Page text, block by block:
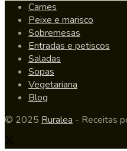
Carnes
Peixe e marisco
Sobremesas
Entradas e petiscos
Saladas
Sopas
Vegetariana
Blog
© 2025 Ruralea - Receitas